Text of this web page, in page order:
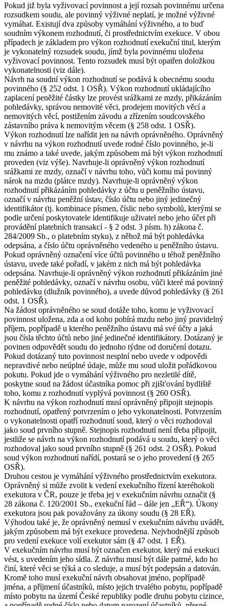
Pokud již byla vyživovací povinnost a její rozsah povinnému určena
rozsudkem soudu, ale povinný výživné neplatí, je možné výživné
vymáhat. Existují dva způsoby vymáhání výživného, a to buď
soudním výkonem rozhodnutí, či prostřednictvím exekuce. V obou
případech je základem pro výkon rozhodnutí exekuční titul, kterým
je vykonatelný rozsudek soudu, jímž byla povinnému uložena
vyživovací povinnost. Tento rozsudek musí být opatřen doložkou
vykonatelnosti (viz dále).
Návrh na soudní výkon rozhodnutí se podává k obecnému soudu
povinného (§ 252 odst. 1 OSŘ). Výkon rozhodnutí ukládajícího
zaplacení peněžité částky lze provést srážkami ze mzdy, přikázáním
pohledávky, správou nemovité věci, prodejem movitých věcí a
nemovitých věcí, postižením závodu a zřízením soudcovského
zástavního práva k nemovitým věcem (§ 258 odst. 1 OSŘ).
Výkon rozhodnutí lze nařídit jen na návrh oprávněného. Oprávněný
v návrhu na výkon rozhodnutí uvede rodné číslo povinného, je-li
mu známo a také uvede, jakým způsobem má být výkon rozhodnutí
proveden (viz výše). Navrhuje-li oprávněný výkon rozhodnutí
srážkami ze mzdy, označí v návrhu toho, vůči komu má povinný
nárok na mzdu (plátce mzdy). Navrhuje-li oprávněný výkon
rozhodnutí přikázáním pohledávky z účtu u peněžního ústavu,
označí v návrhu peněžní ústav, číslo účtu nebo jiný jedinečný
identifikátor (tj. kombinace písmen, číslic nebo symbolů, kterými se
podle určení poskytovatele identifikuje uživatel nebo jeho účet při
provádění platebních transakcí - § 2 odst. 3 písm. h) zákona č.
284/2009 Sb., o platebním styku), z něhož má být pohledávka
odepsána, a číslo účtu oprávněného vedeného u peněžního ústavu.
Pokud oprávněný označení více účtů povinného u téhož peněžního
ústavu, uvede také pořadí, v jakém z nich má být pohledávka
odepsána. Navrhuje-li oprávněný výkon rozhodnutí přikázáním jiné
peněžité pohledávky, označí v návrhu osobu, vůči které má povinný
pohledávku (dlužník povinného), a uvede důvod pohledávky (§ 261
odst. 1 OSŘ).
Na žádost oprávněného se soud dotáže toho, komu je vyživovací
povinnost uložena, zda a od koho pobírá mzdu nebo jiný pravidelný
příjem, popřípadě u kterého peněžního ústavu má své účty a jaká
jsou čísla těchto účtů nebo jiné jedinečné identifikátory. Dotázaný je
povinen odpovědět soudu do jednoho týdne od doručení dotazu.
Pokud dotázaný tuto povinnost nesplní nebo uvede v odpovědi
nepravdivé nebo neúplné údaje, může mu soud uložit pořádkovou
pokutu. Pokud jde o vymáhání výživného pro nezletilé dítě,
poskytne soud na žádost účastníka pomoc při zjišťování bydliště
toho, komu z rozhodnutí vyplývá povinnost (§ 260 OSŘ).
K návrhu na výkon rozhodnutí musí oprávněný připojit stejnopis
rozhodnutí, opatřený potvrzením o jeho vykonatelnosti. Potvrzením
o vykonatelnosti opatří rozhodnutí soud, který o věci rozhodoval
jako soud prvního stupně. Stejnopis rozhodnutí není třeba připojit,
jestliže se návrh na výkon rozhodnutí podává u soudu, který o věci
rozhodoval jako soud prvního stupně (§ 261 odst. 2 OSŘ). Pokud
soud výkon rozhodnutí nařídí, postará se o jeho provedení (§ 265
OSŘ).
Druhou cestou je vymáhání výživného prostřednictvím exekutora.
Oprávněný si může zvolit k vedení exekučního řízení kteréhokoli
exekutora v ČR, pouze je třeba jej v exekučním návrhu označit (§
28 zákona č. 120/2001 Sb., exekuční řád – dále jen „EŘ“). Úkony
exekutora jsou pak považovány za úkony soudu (§ 28 EŘ).
Výhodou také je, že oprávněný nemusí v exekučním návrhu uvádět,
jakým způsobem má být exekuce provedena. Nejvhodnější způsob
pro vedení exekuce volí exekutor sám (§ 47 odst. 1 EŘ).
V exekučním návrhu musí být označen exekutor, který má exekuci
vést, s uvedením jeho sídla. Z návrhu musí být dále patrné, kdo ho
činí, které věci se týká a co sleduje, a musí být podepsán a datován.
Kromě toho musí exekuční návrh obsahovat jméno, popřípadě
jména, a příjmení účastníků, místo jejich trvalého pobytu, popřípadě
místo pobytu na území České republiky podle druhu pobytu cizince,